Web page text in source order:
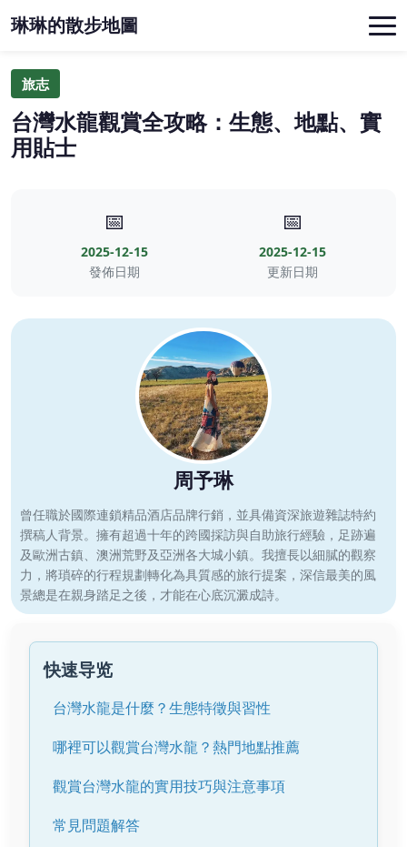
琳琳的散步地圖
旅志
台灣水龍觀賞全攻略：生態、地點、實
用貼士
📅
2025-12-15
發佈日期
📅
2025-12-15
更新日期
周予琳
曾任職於國際連鎖精品酒店品牌行銷，並具備資深旅遊雜誌特約
撰稿人背景。擁有超過十年的跨國採訪與自助旅行經驗，足跡遍
及歐洲古鎮、澳洲荒野及亞洲各大城小鎮。我擅長以細膩的觀察
力，將瑣碎的行程規劃轉化為具質感的旅行提案，深信最美的風
景總是在親身踏足之後，才能在心底沉澱成詩。
快速导览
台灣水龍是什麼？生態特徵與習性
哪裡可以觀賞台灣水龍？熱門地點推薦
觀賞台灣水龍的實用技巧與注意事項
常見問題解答